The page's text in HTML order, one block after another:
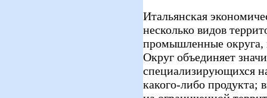
Итальянская
несколько видов
промышленные округа,
Округ объединяет
специализирующихся
какого-либо продукта;